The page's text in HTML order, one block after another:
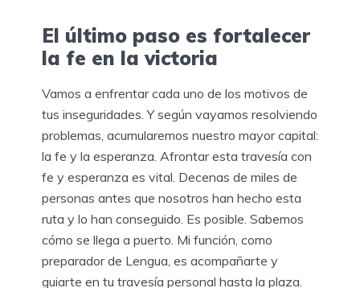
El último paso es fortalecer
la fe en la victoria
Vamos a enfrentar cada uno de los motivos de
tus inseguridades. Y según vayamos resolviendo
problemas, acumularemos nuestro mayor capital:
la fe y la esperanza. Afrontar esta travesía con
fe y esperanza es vital. Decenas de miles de
personas antes que nosotros han hecho esta
ruta y lo han conseguido. Es posible. Sabemos
cómo se llega a puerto. Mi función, como
preparador de Lengua, es acompañarte y
guiarte en tu travesía personal hasta la plaza.